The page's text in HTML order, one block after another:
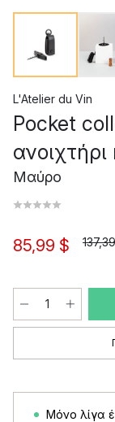
L'Atelier du Vin
Pocket
ανοιχτήρι
Μαύρο
85,99 $
Μόνο λίγα